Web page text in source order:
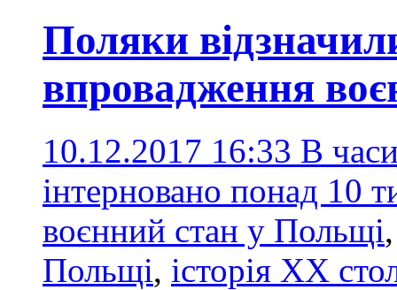
Поляки
впровадження
10.12.2017 16:33 В
інтерновано понад 10
воєнний стан у Польщі
Польщі, історія ХХ